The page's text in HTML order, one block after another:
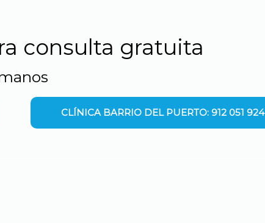
consulta gratuita
CLÍNICA BARRIO DEL PUERTO: 912 051 924